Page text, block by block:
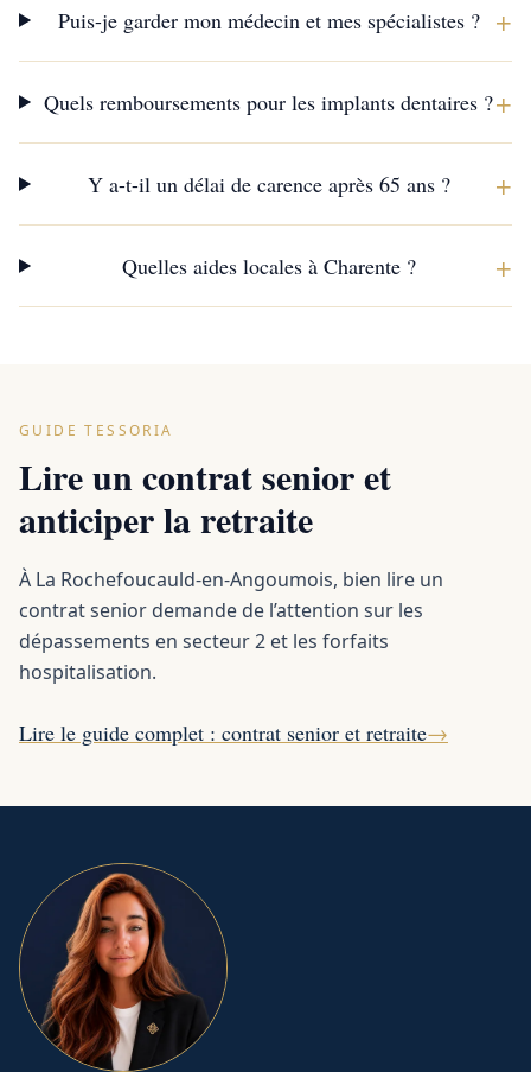
Puis-je garder mon médecin et mes spécialistes ? +
Quels remboursements pour les implants dentaires ?+
Y a-t-il un délai de carence après 65 ans ? +
Quelles aides locales à Charente ? +
GUIDE TESSORIA
Lire un contrat senior et
anticiper la retraite
À La Rochefoucauld-en-Angoumois, bien lire un
contrat senior demande de l’attention sur les
dépassements en secteur 2 et les forfaits
hospitalisation.
Lire le guide complet : contrat senior et retraite→